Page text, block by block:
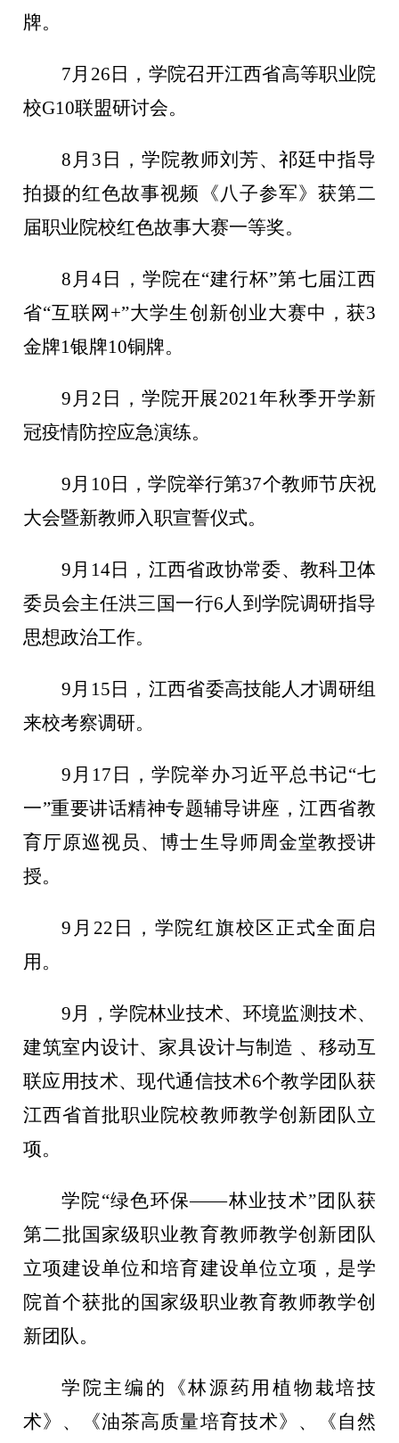
牌。
7月26日，学院召开江西省高等职业院
校G10联盟研讨会。
8月3日，学院教师刘芳、祁廷中指导
拍摄的红色故事视频《八子参军》获第二
届职业院校红色故事大赛一等奖。
8月4日，学院在“建行杯”第七届江西
省“互联网+”大学生创新创业大赛中，获3
金牌1银牌10铜牌。
9月2日，学院开展2021年秋季开学新
冠疫情防控应急演练。
9月10日，学院举行第37个教师节庆祝
大会暨新教师入职宣誓仪式。
9月14日，江西省政协常委、教科卫体
委员会主任洪三国一行6人到学院调研指导
思想政治工作。
9月15日，江西省委高技能人才调研组
来校考察调研。
9月17日，学院举办习近平总书记“七
一”重要讲话精神专题辅导讲座，江西省教
育厅原巡视员、博士生导师周金堂教授讲
授。
9月22日，学院红旗校区正式全面启
用。
9月，学院林业技术、环境监测技术、
建筑室内设计、家具设计与制造 、移动互
联应用技术、现代通信技术6个教学团队获
江西省首批职业院校教师教学创新团队立
项。
学院“绿色环保——林业技术”团队获
第二批国家级职业教育教师教学创新团队
立项建设单位和培育建设单位立项，是学
院首个获批的国家级职业教育教师教学创
新团队。
学院主编的《林源药用植物栽培技
术》、《油茶高质量培育技术》、《自然